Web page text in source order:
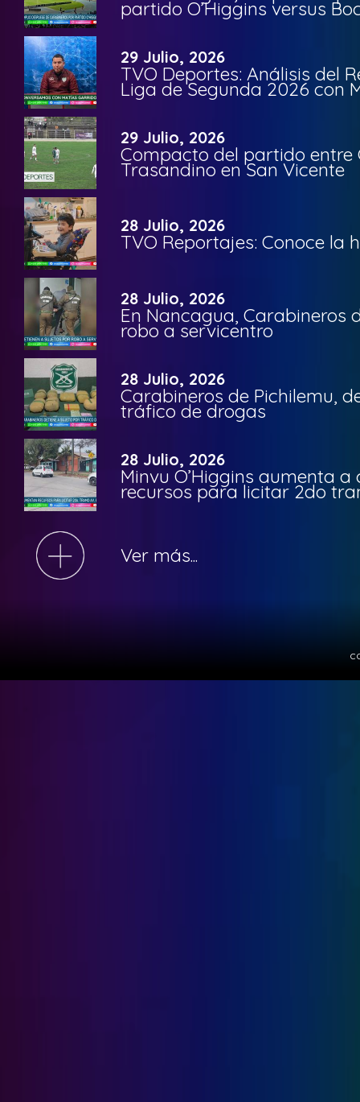
partido O’Higgins versus
29 Julio, 2026
TVO Deportes: Análisis del
Liga de Segunda 2026 con
29 Julio, 2026
Compacto del partido entre
Trasandino en San Vicente
28 Julio, 2026
TVO Reportajes: Conoce la
28 Julio, 2026
En Nancagua, Carabineros
robo a servicentro
28 Julio, 2026
Carabineros de Pichilemu,
tráfico de drogas
28 Julio, 2026
Minvu O’Higgins aumenta a
recursos para licitar 2do
Ver más...